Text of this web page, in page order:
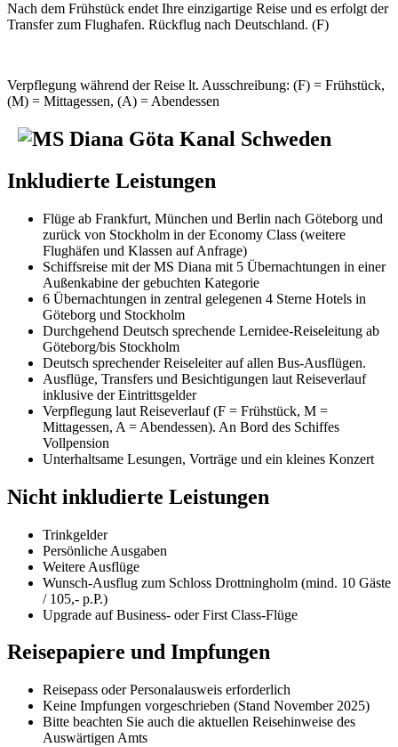
Nach dem Frühstück endet Ihre einzigartige Reise und es erfolgt der
Transfer zum Flughafen. Rückflug nach Deutschland. (F)
Verpflegung während der Reise lt. Ausschreibung: (F) = Frühstück,
(M) = Mittagessen, (A) = Abendessen
Inkludierte Leistungen
Flüge ab Frankfurt, München und Berlin nach Göteborg und
zurück von Stockholm in der Economy Class (weitere
Flughäfen und Klassen auf Anfrage)
Schiffsreise mit der MS Diana mit 5 Übernachtungen in einer
Außenkabine der gebuchten Kategorie
6 Übernachtungen in zentral gelegenen 4 Sterne Hotels in
Göteborg und Stockholm
Durchgehend Deutsch sprechende Lernidee-Reiseleitung ab
Göteborg/bis Stockholm
Deutsch sprechender Reiseleiter auf allen Bus-Ausflügen.
Ausflüge, Transfers und Besichtigungen laut Reiseverlauf
inklusive der Eintrittsgelder
Verpflegung laut Reiseverlauf (F = Frühstück, M =
Mittagessen, A = Abendessen). An Bord des Schiffes
Vollpension
Unterhaltsame Lesungen, Vorträge und ein kleines Konzert
Nicht inkludierte Leistungen
Trinkgelder
Persönliche Ausgaben
Weitere Ausflüge
Wunsch-Ausflug zum Schloss Drottningholm (mind. 10 Gäste
/ 105,- p.P.)
Upgrade auf Business- oder First Class-Flüge
Reisepapiere und Impfungen
Reisepass oder Personalausweis erforderlich
Keine Impfungen vorgeschrieben (Stand November 2025)
Bitte beachten Sie auch die aktuellen Reisehinweise des
Auswärtigen Amts